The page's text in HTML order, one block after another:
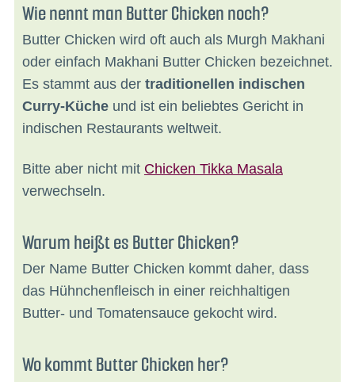
Wie nennt man Butter Chicken noch?
Butter Chicken wird oft auch als Murgh Makhani
oder einfach Makhani Butter Chicken bezeichnet.
Es stammt aus der traditionellen indischen
Curry-Kücheund ist ein beliebtes Gericht in
indischen Restaurants weltweit.
Bitte aber nicht mit Chicken Tikka Masala
verwechseln.
Warum heißt es Butter Chicken?
Der Name Butter Chicken kommt daher, dass
das Hühnchenfleisch in einer reichhaltigen
Butter- und Tomatensauce gekocht wird.
Wo kommt Butter Chicken her?